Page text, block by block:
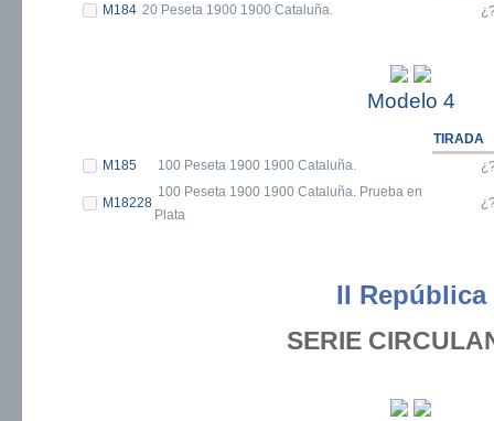
M184 20 Peseta 1900 1900 Cataluña.
Modelo 4
TIRADA
M185
100 Peseta 1900 1900 Cataluña.
M18228
100 Peseta 1900 1900 Cataluña. Prueba en
Plata
II República
SERIE